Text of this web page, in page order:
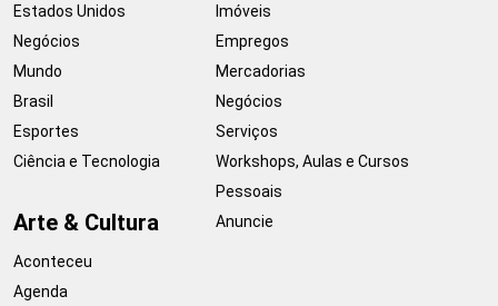
Estados Unidos
Negócios
Mundo
Brasil
Esportes
Ciência e Tecnologia
Arte & Cultura
Aconteceu
Agenda
Imóveis
Empregos
Mercadorias
Negócios
Serviços
Workshops, Aulas e Cursos
Pessoais
Anuncie